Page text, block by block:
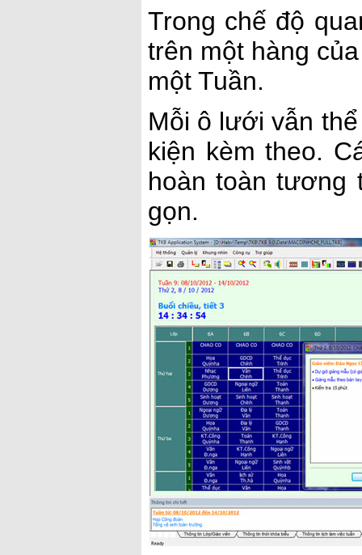
Trong chế độ
trên một hàng
một Tuần.
Mỗi ô lưới vẫn
kiện kèm theo.
hoàn toàn tương
gọn.